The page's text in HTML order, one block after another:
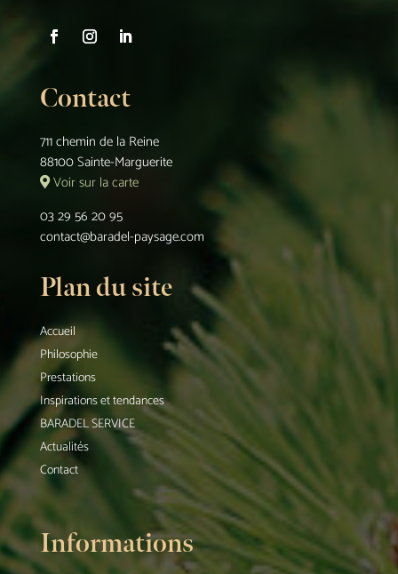
Contact
711 chemin de la Reine
88100 Sainte-Marguerite
Voir sur la carte
03 29 56 20 95
contact@baradel-paysage.com
Plan du site
Accueil
Philosophie
Prestations
Inspirations et tendances
BARADEL SERVICE
Actualités
Contact
Informations